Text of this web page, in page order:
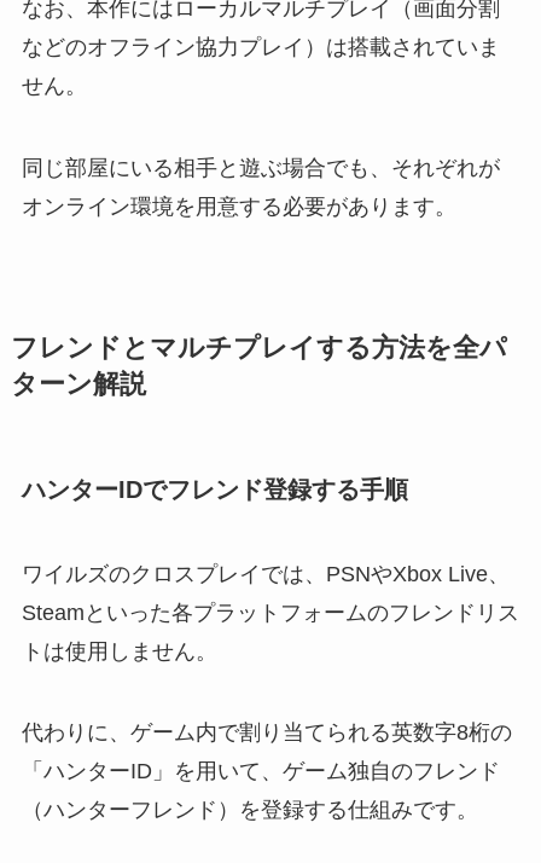
なお、本作にはローカルマルチプレイ（画面分割
などのオフライン協力プレイ）は搭載されていま
せん。
同じ部屋にいる相手と遊ぶ場合でも、それぞれが
オンライン環境を用意する必要があります。
フレンドとマルチプレイする方法を全パ
ターン解説
ハンターIDでフレンド登録する手順
ワイルズのクロスプレイでは、PSNやXbox Live、
Steamといった各プラットフォームのフレンドリス
トは使用しません。
代わりに、ゲーム内で割り当てられる英数字8桁の
「ハンターID」を用いて、ゲーム独自のフレンド
（ハンターフレンド）を登録する仕組みです。